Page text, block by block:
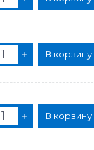
В корзину
В корзину